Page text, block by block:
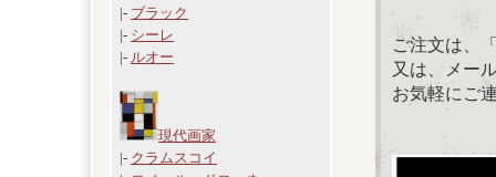
|- ブラック
|- シーレ
|- ルオー
現代画家
|- クラムスコイ
ご注文は、
又は、メー
お気軽にご